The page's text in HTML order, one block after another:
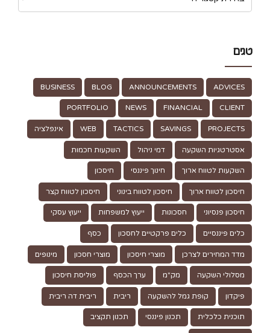
טגים
ADVICES
ANNOUNCEMENTS
BLOG
BUSINESS
CLIENT
FINANCIAL
NEWS
PORTFOLIO
PROJECTS
SAVINGS
TACTICS
WEB אינפלציה
אסטרטגיות השקעה דמי ניהול השקעות חכמות
השקעות לטווח ארוך חינוך פיננסי חיסכון
חיסכון לטווח ארוך חיסכון לטווח בינוני חיסכון לטווח קצר
חיסכון פנסיוני חסכונות ייעוץ למשפחות ייעוץ עסקי
כלים פיננסיים כלים פרקטיים לחסכון כסף
מדד המחירים לצרכן מוצרי חיסכון מוצרי חסכון מינופים
מסלולי השקעה מק"מ ערך הכסף פוליסת חיסכון
פיקדון קופת גמל להשקעה ריבית ריבית דה ריבית
תוכנית כלכלית תכנון פיננסי תכנון תקציב